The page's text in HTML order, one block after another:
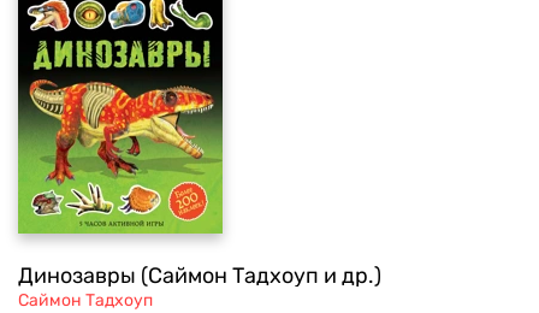
Динозавры (Саймон Тадхоуп и др.)
Саймон Тадхоуп